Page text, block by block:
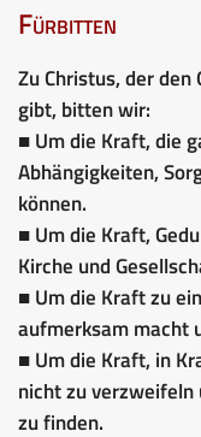
Fürbitten
Zu Christus, der
gibt, bitten wir:
■ Um die Kraft, die
Abhängigkeiten,
können.
■ Um die Kraft,
Kirche und
■ Um die Kraft zu
aufmerksam macht
■ Um die Kraft, in
nicht zu verzweifeln
zu finden.